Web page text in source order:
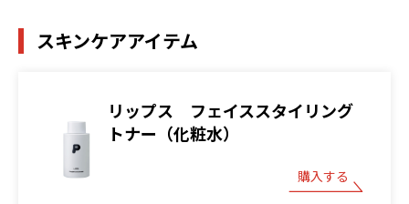
スキンケアアイテム
リップス フェイススタイリング
トナー（化粧水）
購入する